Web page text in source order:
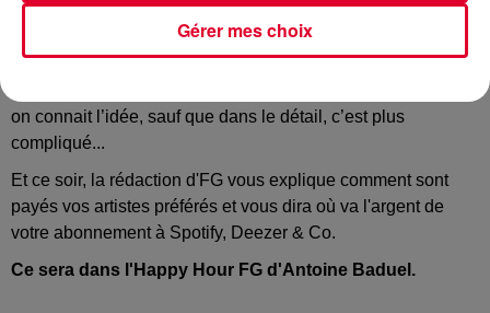
Tous en guerre contreSpotify! Il y a quelques jours, une
pétition d’artistes américains relançait le débat sur leur faible
rémunération par les plateformes de streaming musicale,
on connait l’idée, sauf que dans le détail, c’est plus
compliqué...
Et ce soir, la rédaction d'FG vous explique comment sont
payés vos artistes préférés et vous dira où va l'argent de
votre abonnement à Spotify, Deezer & Co.
Ce sera dans l'Happy Hour FG d'Antoine Baduel.
Gérer mes choix